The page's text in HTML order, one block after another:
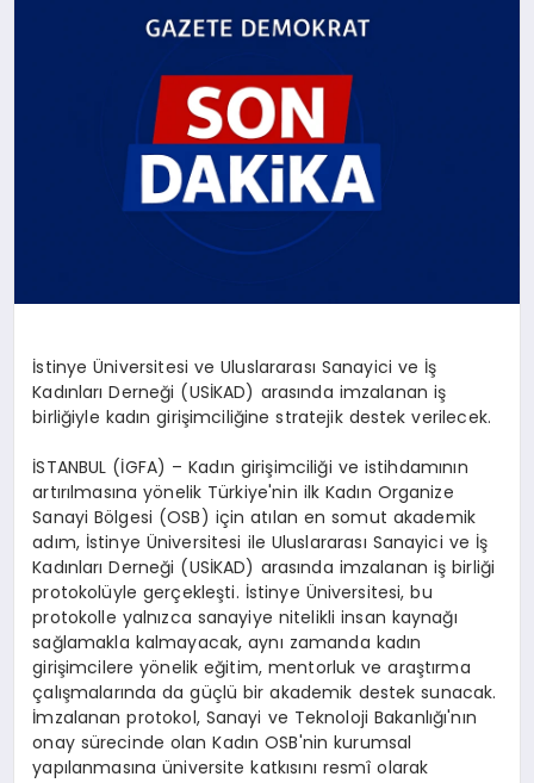
İstinye Üniversitesi ve Uluslararası Sanayici ve İş
Kadınları Derneği (USİKAD) arasında imzalanan iş
birliğiyle kadın girişimciliğine stratejik destek verilecek.
İSTANBUL (İGFA) – Kadın girişimciliği ve istihdamının
artırılmasına yönelik Türkiye'nin ilk Kadın Organize
Sanayi Bölgesi (OSB) için atılan en somut akademik
adım, İstinye Üniversitesi ile Uluslararası Sanayici ve İş
Kadınları Derneği (USİKAD) arasında imzalanan iş birliği
protokolüyle gerçekleşti. İstinye Üniversitesi, bu
protokolle yalnızca sanayiye nitelikli insan kaynağı
sağlamakla kalmayacak, aynı zamanda kadın
girişimcilere yönelik eğitim, mentorluk ve araştırma
çalışmalarında da güçlü bir akademik destek sunacak.
İmzalanan protokol, Sanayi ve Teknoloji Bakanlığı'nın
onay sürecinde olan Kadın OSB'nin kurumsal
yapılanmasına üniversite katkısını resmî olarak